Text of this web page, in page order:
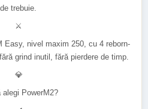
trebuie.
Easy, nivel maxim 250, cu 4 reborn-
grind inutil, fără pierdere de timp.
alegi PowerM2?